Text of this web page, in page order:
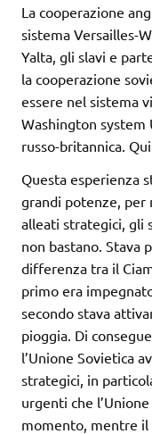
La cooperazione
sistema Versailles-
Yalta, gli slavi e
la cooperazione
essere nel sistema
Washington system
russo-britannica.
Questa esperienza
grandi potenze, per
alleati strategici, gli
non bastano. Stava
differenza tra il
primo era
secondo stava
pioggia. Di
l’Unione Sovietica
strategici, in
urgenti che
momento, mentre il